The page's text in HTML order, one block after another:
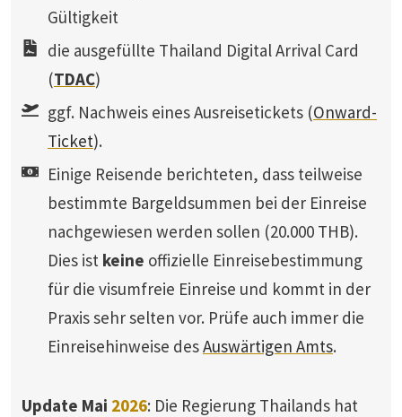
Gültigkeit
die ausgefüllte Thailand Digital Arrival Card
(TDAC)
ggf. Nachweis eines Ausreisetickets (Onward-
Ticket).
Einige Reisende berichteten, dass teilweise
bestimmte Bargeldsummen bei der Einreise
nachgewiesen werden sollen (20.000 THB).
Dies ist keine offizielle Einreisebestimmung
für die visumfreie Einreise und kommt in der
Praxis sehr selten vor. Prüfe auch immer die
Einreisehinweise desAuswärtigen Amts.
Update Mai 2026: Die Regierung Thailands hat